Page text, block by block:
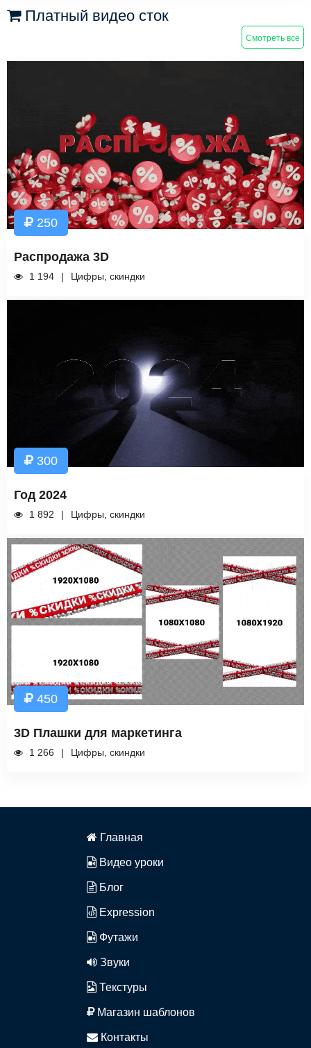
Платный видео сток
Смотреть все
250
Распродажа 3D
1 194 Цифры, скиндки
300
Год 2024
1 892 Цифры, скиндки
450
3D Плашки для маркетинга
1 266 Цифры, скиндки
Главная
Видео уроки
Блог
Expression
Футажи
Звуки
Текстуры
Магазин шаблонов
Контакты